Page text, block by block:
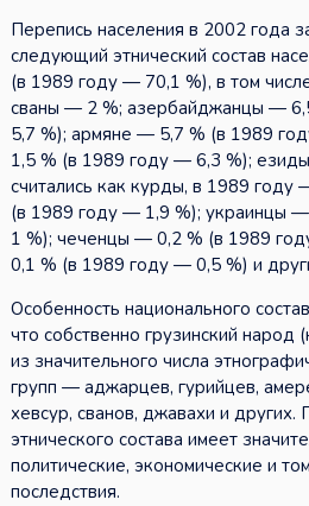
Перепись населения в 2002 года
следующий этнический состав
(в 1989 году — 70,1 %), в том
сваны — 2 %; азербайджанцы —
5,7 %); армяне — 5,7 % (в 1989
1,5 % (в 1989 году — 6,3 %);
считались как курды, в 1989
(в 1989 году — 1,9 %); украинцы
1 %); чеченцы — 0,2 % (в 1989
0,1 % (в 1989 году — 0,5 %) и
Особенность национального
что собственно грузинский народ
из значительного числа
групп — аджарцев, гурийцев,
хевсур, сванов, джавахи и других.
этнического состава имеет
политические, экономические и
последствия.